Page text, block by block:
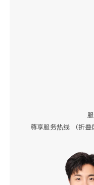
尊享服务热线 （折叠